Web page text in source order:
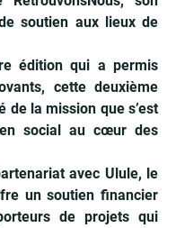
soutien aux lieux de
édition qui a permis
cette deuxième
de la mission que s’est
social au cœur des
avec Ulule, le
un soutien financier
de projets qui